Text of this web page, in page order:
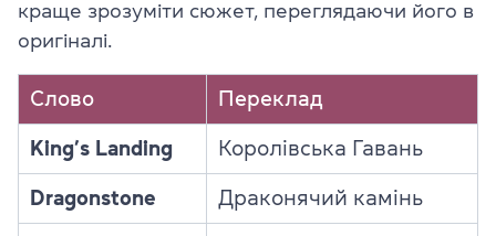
краще зрозуміти сюжет, переглядаючи його в
оригіналі.
Слово Переклад
King’s Landing Королівська Гавань
Dragonstone Драконячий камінь